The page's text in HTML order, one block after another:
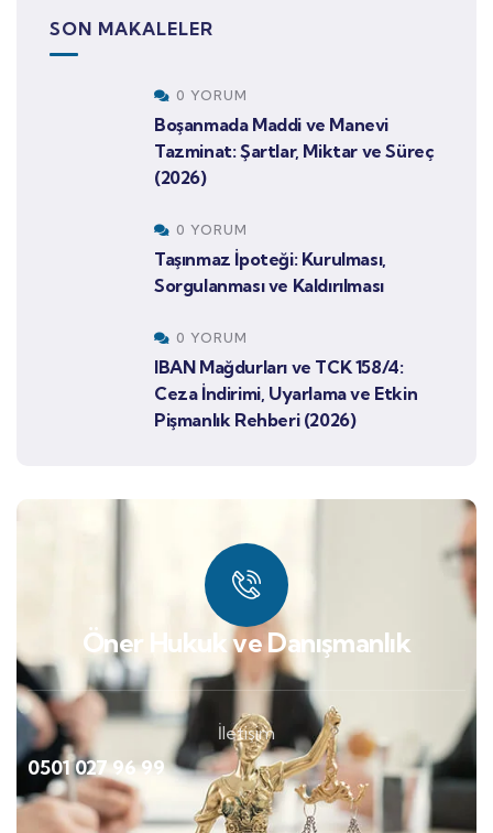
SON MAKALELER
0 YORUM
Boşanmada Maddi ve Manevi
Tazminat: Şartlar, Miktar ve Süreç
(2026)
0 YORUM
Taşınmaz İpoteği: Kurulması,
Sorgulanması ve Kaldırılması
0 YORUM
IBAN Mağdurları ve TCK 158/4:
Ceza İndirimi, Uyarlama ve Etkin
Pişmanlık Rehberi (2026)
Öner Hukuk ve Danışmanlık
İletişim
0501 027 96 99